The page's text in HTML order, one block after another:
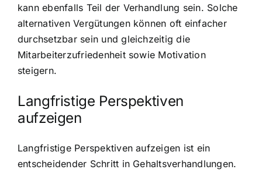
kann ebenfalls Teil der Verhandlung sein. Solche
alternativen Vergütungen können oft einfacher
durchsetzbar sein und gleichzeitig die
Mitarbeiterzufriedenheit sowie Motivation
steigern.
Langfristige Perspektiven
aufzeigen
Langfristige Perspektiven aufzeigen ist ein
entscheidender Schritt in Gehaltsverhandlungen.